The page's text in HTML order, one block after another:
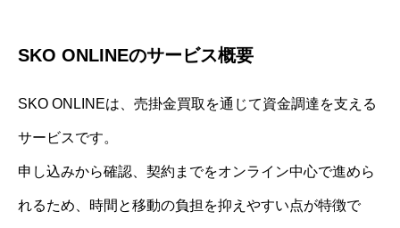
SKO ONLINEのサービス概要
SKO ONLINEは、売掛金買取を通じて資金調達を支える
サービスです。
申し込みから確認、契約までをオンライン中心で進めら
れるため、時間と移動の負担を抑えやすい点が特徴で